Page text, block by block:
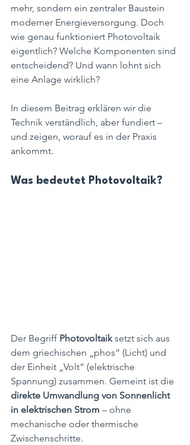
mehr, sondern ein zentraler Baustein
moderner Energieversorgung. Doch
wie genau funktioniert Photovoltaik
eigentlich? Welche Komponenten sind
entscheidend? Und wann lohnt sich
eine Anlage wirklich?
In diesem Beitrag erklären wir die
Technik verständlich, aber fundiert –
und zeigen, worauf es in der Praxis
ankommt.
Was bedeutet Photovoltaik?
Der Begriff Photovoltaik setzt sich aus
dem griechischen „phos“ (Licht) und
der Einheit „Volt“ (elektrische
Spannung) zusammen. Gemeint ist die
direkte Umwandlung von Sonnenlicht
in elektrischen Strom – ohne
mechanische oder thermische
Zwischenschritte.